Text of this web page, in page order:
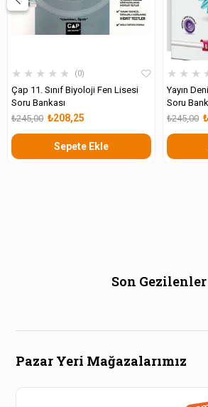
★ ★ ★ ★ ★ 0
Çap 11. Sınıf Biyoloji Fen Lisesi
Soru Bankası
₺208,25
₺245,00
Sepete Ekle
★ ★ ★
Yayın
Soru
₺245,00
Son Gezilenler
Pazar Yeri Mağazalarımız